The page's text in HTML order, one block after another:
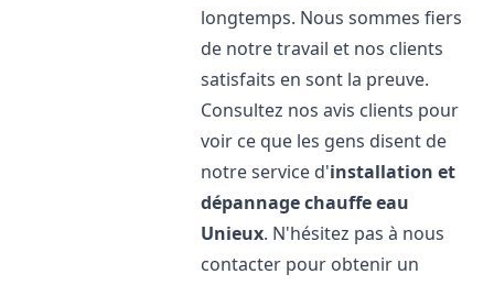
longtemps. Nous sommes fiers
de notre travail et nos clients
satisfaits en sont la preuve.
Consultez nos avis clients pour
voir ce que les gens disent de
notre service d'installation et
dépannage chauffe eau
Unieux. N'hésitez pas à nous
contacter pour obtenir un